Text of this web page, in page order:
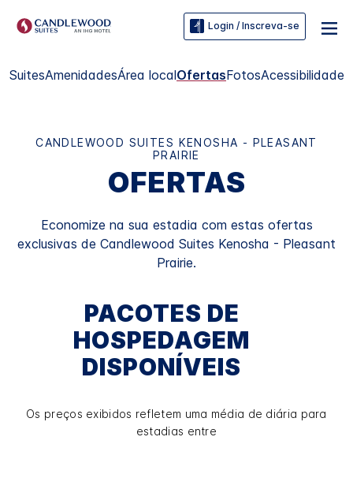
Login / Inscreva-se
SuitesAmenidadesÁrea localOfertasFotosAcessibilidade
CANDLEWOOD SUITES KENOSHA - PLEASANT
PRAIRIE
OFERTAS
Economize na sua estadia com estas ofertas
exclusivas de Candlewood Suites Kenosha - Pleasant
Prairie.
PACOTES DE
HOSPEDAGEM
DISPONÍVEIS
Os preços exibidos refletem uma média de diária para
estadias entre